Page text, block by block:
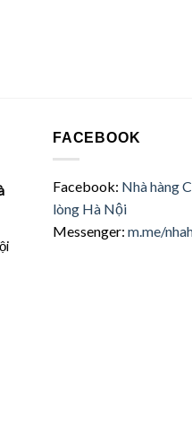
FACEBOOK
Facebook: Nhà hàng
lòng Hà Nội
Messenger: m.me/